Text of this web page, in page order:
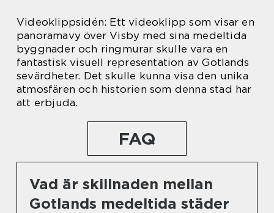
Videoklippsidén: Ett videoklipp som visar en
panoramavy över Visby med sina medeltida
byggnader och ringmurar skulle vara en
fantastisk visuell representation av Gotlands
sevärdheter. Det skulle kunna visa den unika
atmosfären och historien som denna stad har
att erbjuda.
FAQ
Vad är skillnaden mellan
Gotlands medeltida städer